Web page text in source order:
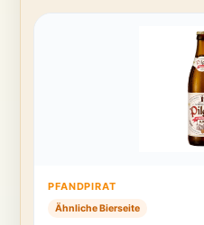
PFANDPIRAT
Ähnliche Bierseite